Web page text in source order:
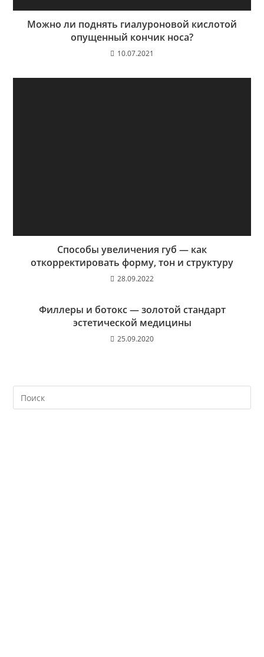
Можно ли поднять гиалуроновой кислотой
опущенный кончик носа?
10.07.2021
Способы увеличения губ — как
откорректировать форму, тон и структуру
28.09.2022
Филлеры и ботокс — золотой стандарт
эстетической медицины
25.09.2020